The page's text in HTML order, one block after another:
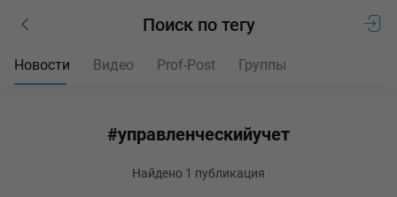
Поиск по тегу
Новости Видео Prof-Post Группы
#управленческийучет
Найдено 1 публикация